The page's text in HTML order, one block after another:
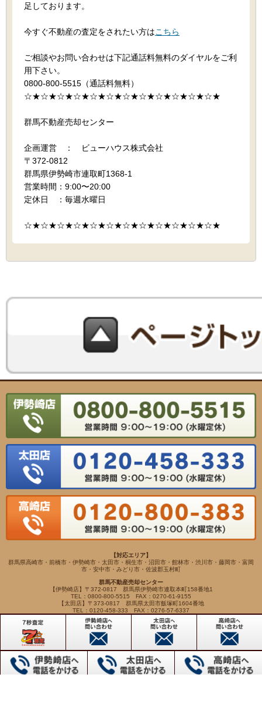
足しております。
今すぐ不動産の査定をされたい方はこちら
ご相談やお問い合わせは下記通話料無料のダイヤルをご利
用下さい。
0800-800-5515（通話料無料）
☆★☆★☆★☆★☆★☆★☆★☆★☆★☆★☆★☆★
群馬不動産売却センター
企画運営 ： ビューハウス株式会社
〒372-0812
群馬県伊勢崎市連取町1368-1
営業時間：9:00〜20:00
定休日 ：毎週水曜日
☆★☆★☆★☆★☆★☆★☆★☆★☆★☆★☆★☆★
【対応エリア】
群馬県高崎市・前橋市・伊勢崎市・太田市・桐生市・沼田市・館林市・渋川市・藤岡市・富岡
市・安中市・みどり市・佐波郡玉村町
群馬不動産売却センター
【伊勢崎店】〒372-0817 群馬県伊勢崎市連取本町158番地1
TEL：0800-800-5515 FAX：0270-61-9155
【太田店】〒373-0817 群馬県太田市飯塚町1604番地
TEL：0120-458-333 FAX：0276-57-6337
【高崎店】〒370-0065 群馬県高崎市末広町262-5
TEL：0120-800-383 FAX：027-345-7734
Copyright(c) VIEWHOUSE ALL RIGHTS RESERVED.